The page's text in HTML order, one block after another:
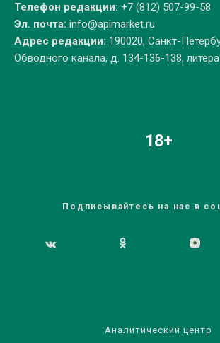
Телефон редакции: +7 (812) 507-99-58
Эл. почта: info@apimarket.ru
Адрес редакции: 190020, Санкт-
Обводного канала, д. 134-136-138,
18+
Подписывайтесь на нас в
Аналитический центр